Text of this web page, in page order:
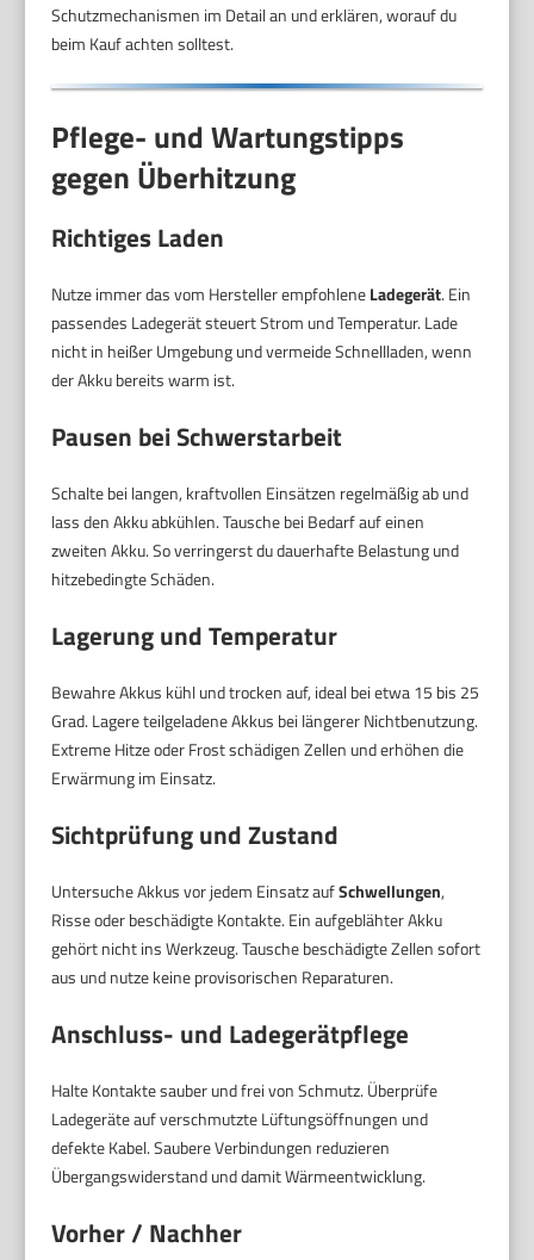
Schutzmechanismen im Detail an und erklären, worauf du
beim Kauf achten solltest.
Pflege- und Wartungstipps
gegen Überhitzung
Richtiges Laden
Nutze immer das vom Hersteller empfohleneLadegerät. Ein
passendes Ladegerät steuert Strom und Temperatur. Lade
nicht in heißer Umgebung und vermeide Schnellladen, wenn
der Akku bereits warm ist.
Pausen bei Schwerstarbeit
Schalte bei langen, kraftvollen Einsätzen regelmäßig ab und
lass den Akku abkühlen. Tausche bei Bedarf auf einen
zweiten Akku. So verringerst du dauerhafte Belastung und
hitzebedingte Schäden.
Lagerung und Temperatur
Bewahre Akkus kühl und trocken auf, ideal bei etwa 15 bis 25
Grad. Lagere teilgeladene Akkus bei längerer Nichtbenutzung.
Extreme Hitze oder Frost schädigen Zellen und erhöhen die
Erwärmung im Einsatz.
Sichtprüfung und Zustand
Untersuche Akkus vor jedem Einsatz aufSchwellungen,
Risse oder beschädigte Kontakte. Ein aufgeblähter Akku
gehört nicht ins Werkzeug. Tausche beschädigte Zellen sofort
aus und nutze keine provisorischen Reparaturen.
Anschluss- und Ladegerätpflege
Halte Kontakte sauber und frei von Schmutz. Überprüfe
Ladegeräte auf verschmutzte Lüftungsöffnungen und
defekte Kabel. Saubere Verbindungen reduzieren
Übergangswiderstand und damit Wärmeentwicklung.
Vorher / Nachher